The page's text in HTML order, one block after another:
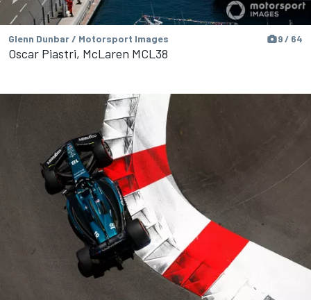
Glenn Dunbar / Motorsport Images 9 / 64
Oscar Piastri, McLaren MCL38